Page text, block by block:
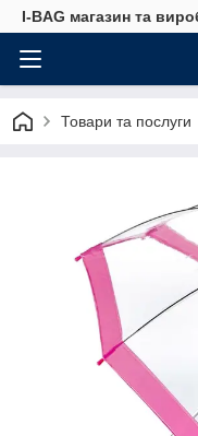
I-BAG магазин та
Товари та послуги